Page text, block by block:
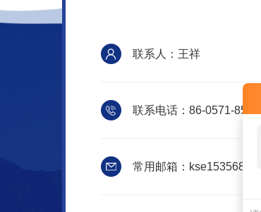
联系人：王祥
联系电话：86-0571-
常用邮箱：